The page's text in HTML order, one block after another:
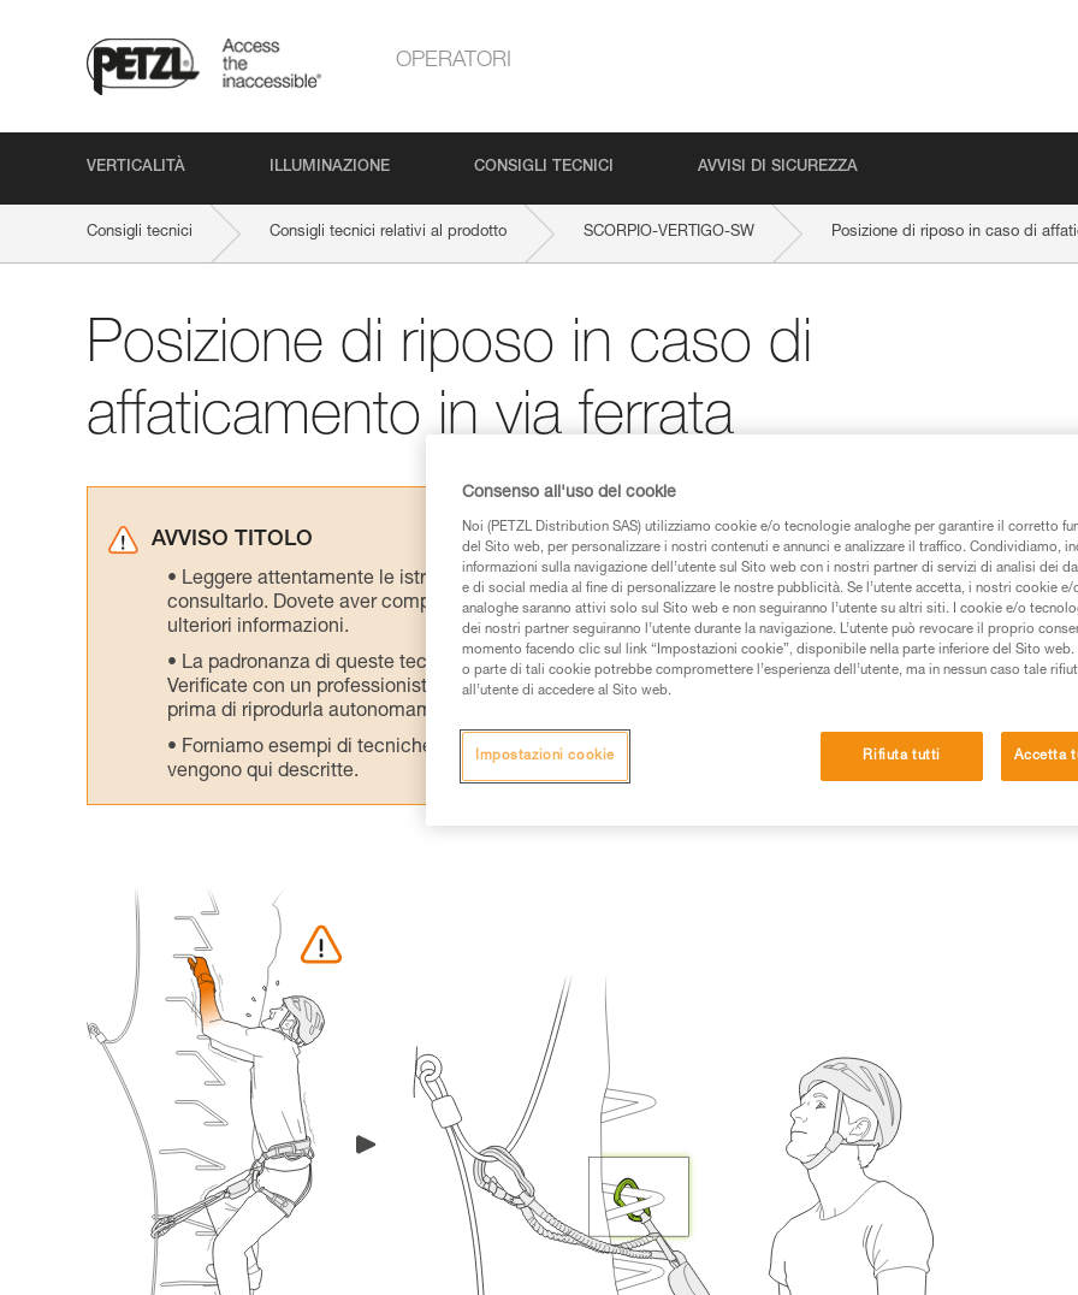
OPERATORI
VERTICALITÀ ILLUMINAZIONE CONSIGLI TECNICI AVVISI DI SICUREZZA
Consigli tecnici Consigli tecnici relativi al prodotto SCORPIO-VERTIGO-SW Posizione di riposo in caso di
Posizione di riposo in caso di
affaticamento in via ferrata
AVVISO TITOLO
Leggere attentamente le istruzioni tecniche dei prodotti utilizzati in questo consiglio prima di
consultarlo. Dovete aver compreso le informazioni dell’istruzione tecnica per poter capire queste
ulteriori informazioni.
La padronanza di queste tecniche richiede una formazione ed un addestramento specifico.
Verificate con un professionista la vostra capacità di rifare la manovra, da soli, in piena sicurezza,
prima di riprodurla autonomamente.
Forniamo esempi di tecniche relative alla vostra attività. Ne possono esistere altre che non
vengono qui descritte.
Consenso all'uso dei cookie
Noi (PETZL Distribution SAS) utilizziamo cookie e/o tecnologie analoghe per garantire il corretto
del Sito web, per personalizzare i nostri contenuti e annunci e analizzare il traffico. Condividiamo,
informazioni sulla navigazione dell’utente sul Sito web con i nostri partner di servizi di analisi dei
e di social media al fine di personalizzare le nostre pubblicità. Se l’utente accetta, i nostri cookie
analoghe saranno attivi solo sul Sito web e non seguiranno l’utente su altri siti. I cookie e/o
dei nostri partner seguiranno l’utente durante la navigazione. L’utente può revocare il proprio
momento facendo clic sul link “Impostazioni cookie”, disponibile nella parte inferiore del Sito
o parte di tali cookie potrebbe compromettere l’esperienza dell’utente, ma in nessun caso tale
all’utente di accedere al Sito web.
Rifiuta tutti Accetta
Impostazioni cookie